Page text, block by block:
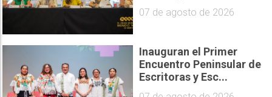
07 de agosto de 2026
Inauguran el Primer
Encuentro Peninsular de
Escritoras y Esc...